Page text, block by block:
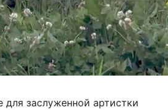
заслуженной артистки